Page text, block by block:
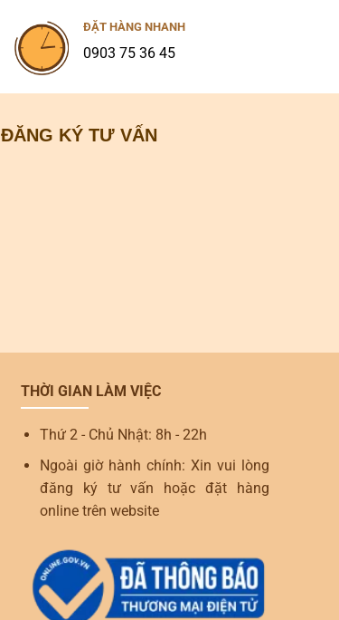
ĐẶT HÀNG NHANH
0903 75 36 45
ĐĂNG KÝ TƯ VẤN
THỜI GIAN LÀM VIỆC
Thứ 2 - Chủ Nhật: 8h - 22h
Ngoài giờ hành chính: Xin vui lòng
đăng ký tư vấn hoặc đặt hàng
online trên website